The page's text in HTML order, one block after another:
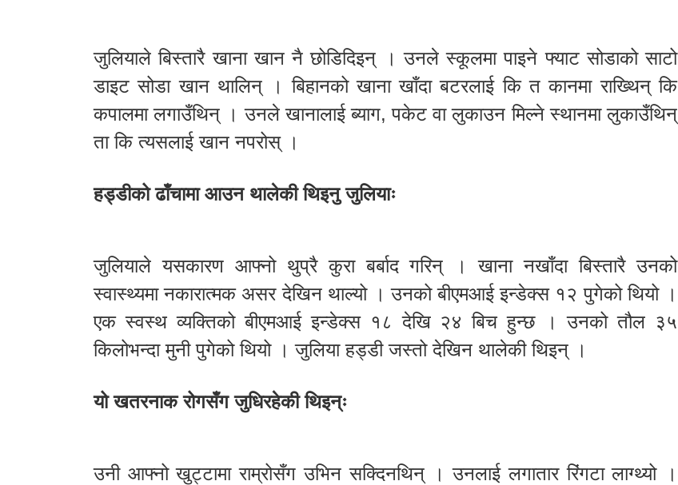
जुलियाले बिस्तारै खाना खान नै छोडिदिइन् । उनले स्कूलमा पाइने फ्याट सोडाको साटो
डाइट सोडा खान थालिन् । बिहानको खाना खाँदा बटरलाई कि त कानमा राख्थिन् कि
कपालमा लगाउँथिन् । उनले खानालाई ब्याग, पकेट वा लुकाउन मिल्ने स्थानमा लुकाउँथिन्
ता कि त्यसलाई खान नपरोस् ।
हड्डीको ढाँचामा आउन थालेकी थिइनु जुलियाः
जुलियाले यसकारण आफ्नो थुप्रै कुरा बर्बाद गरिन् । खाना नखाँदा बिस्तारै उनको
स्वास्थ्यमा नकारात्मक असर देखिन थाल्यो । उनको बीएमआई इन्डेक्स १२ पुगेको थियो ।
एक स्वस्थ व्यक्तिको बीएमआई इन्डेक्स १८ देखि २४ बिच हुन्छ । उनको तौल ३५
किलोभन्दा मुनी पुगेको थियो । जुलिया हड्डी जस्तो देखिन थालेकी थिइन् ।
यो खतरनाक रोगसँग जुधिरहेकी थिइन्ः
उनी आफ्नो खुट्टामा राम्रोसँग उभिन सक्दिनथिन् । उनलाई लगातार रिंगटा लाग्थ्यो ।